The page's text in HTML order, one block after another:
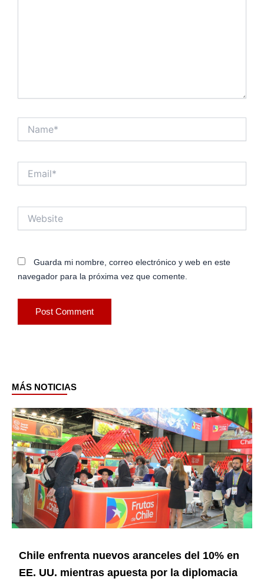
Guarda mi nombre, correo electrónico y web en este
navegador para la próxima vez que comente.
MÁS NOTICIAS
Chile enfrenta nuevos aranceles del 10% en
EE. UU. mientras apuesta por la diplomacia
Page PagePagePagePage